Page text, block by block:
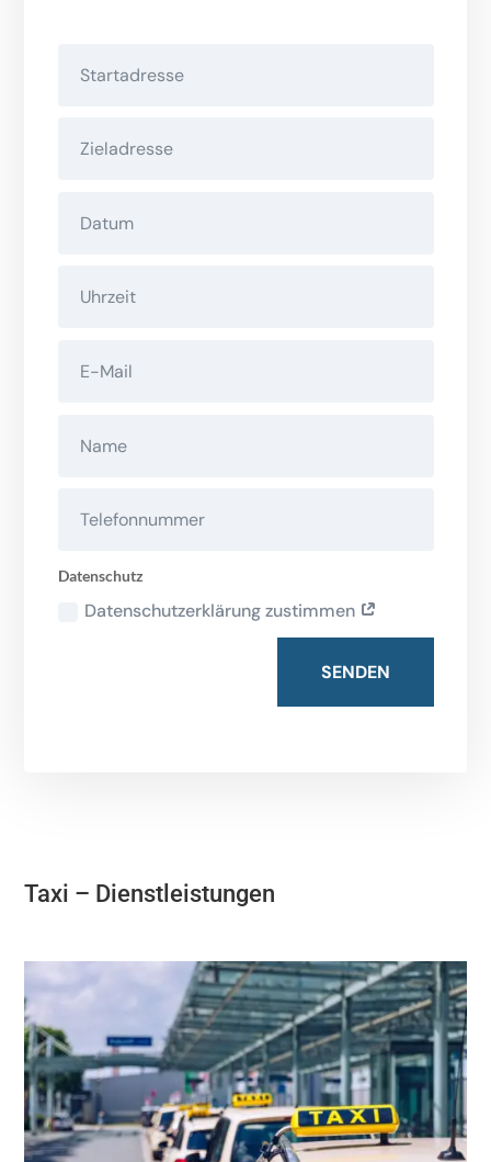
Datenschutz
Datenschutzerklärung zustimmen
SENDEN
Taxi – Dienstleistungen